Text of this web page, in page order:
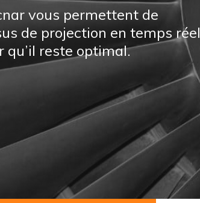
vous permettent de
de projection en temps réel
qu’il reste optimal.